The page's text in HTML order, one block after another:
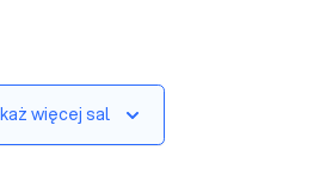
więcej sal